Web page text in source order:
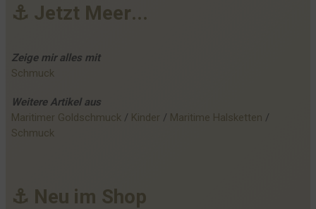
⚓ Jetzt Meer...
Zeige mir alles mit
Schmuck
Weitere Artikel aus
Maritimer Goldschmuck / Kinder / Maritime Halsketten
Schmuck
⚓ Neu im Shop